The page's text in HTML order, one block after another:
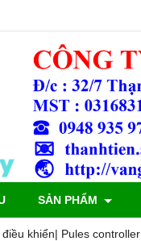
SẢN PHẨM
điều khiển| Pules controller